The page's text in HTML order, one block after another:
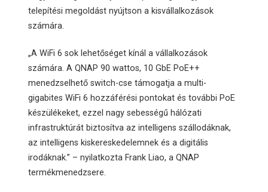
telepítési megoldást nyújtson a kisvállalkozások
számára.
„A WiFi 6 sok lehetőséget kínál a vállalkozások
számára. A QNAP 90 wattos, 10 GbE PoE++
menedzselhető switch-cse támogatja a multi-
gigabites WiFi 6 hozzáférési pontokat és további PoE
készülékeket, ezzel nagy sebességű hálózati
infrastruktúrát biztosítva az intelligens szállodáknak,
az intelligens kiskereskedelemnek és a digitális
irodáknak.” – nyilatkozta Frank Liao, a QNAP
termékmenedzsere.